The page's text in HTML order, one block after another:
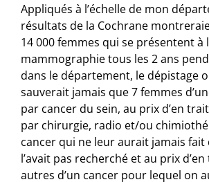
Appliqués à l’échelle de mon
résultats de la Cochrane
14 000 femmes qui se présentent à
mammographie tous les 2 ans
dans le département, le dépistage
sauverait jamais que 7 femmes
par cancer du sein, au prix d’en
par chirurgie, radio et/ou
cancer qui ne leur aurait jamais
l’avait pas recherché et au prix
autres d’un cancer pour lequel on